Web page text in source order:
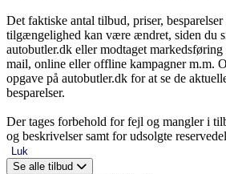
Det faktiske antal tilbud, priser,
tilgængelighed kan være ændret, siden du
autobutler.dk eller modtaget
mail, online eller offline kampagner m.m.
opgave på autobutler.dk for at se de
besparelser.
Der tages forbehold for fejl og mangler i
og beskrivelser samt for udsolgte
Luk
Se alle tilbud